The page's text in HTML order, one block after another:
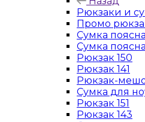
Рюкзаки и
Промо
Сумка
Сумка
Рюкзак 150
Рюкзак 141
Рюкзак-
Сумка для
Рюкзак 151
Рюкзак 143